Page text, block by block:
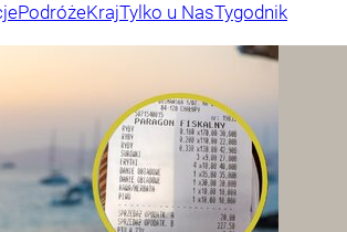
PodróżeKrajTylko u NasTygodnik